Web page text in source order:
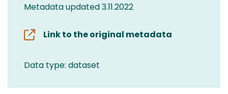
Metadata updated 3.11.2022
Link to the original metadata
Data type: dataset